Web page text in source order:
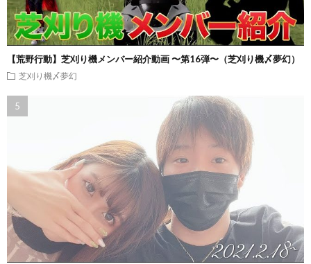
【荒野行動】芝刈り機メンバー紹介動画 〜第16弾〜（芝刈り機〆夢幻）
芝刈り機〆夢幻